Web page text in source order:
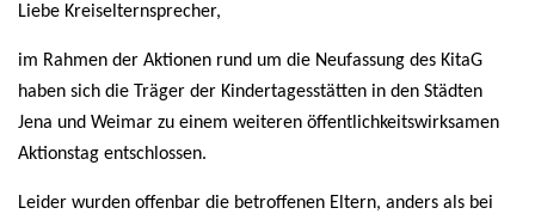
Liebe Kreiselternsprecher,
im Rahmen der Aktionen rund um die Neufassung des KitaG
haben sich die Träger der Kindertagesstätten in den Städten
Jena und Weimar zu einem weiteren öffentlichkeitswirksamen
Aktionstag entschlossen.
Leider wurden offenbar die betroffenen Eltern, anders als bei